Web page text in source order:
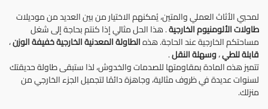
لمحبي الأثاث العملي والمتين، يُمكنهم الاختيار من بين العديد من موديلات
طاولات الألومنيوم الخارجية. هذا الحل مثالي إذا كنتم بحاجة إلى شغل
مساحتكم الخارجية عند الحاجة. هذهالطاولة المعدنية الخارجيةخفيفة الوزن،
قابلة للطي،وسهلة النقل.
تتميز هذه المادة بمقاومتها للصدمات والخدوش، لذا ستبقى طاولة حديقتك
لسنوات عديدة في ظروف مثالية، وجاهزة دائمًا لتجميل الجزء الخارجي من
منزلك.